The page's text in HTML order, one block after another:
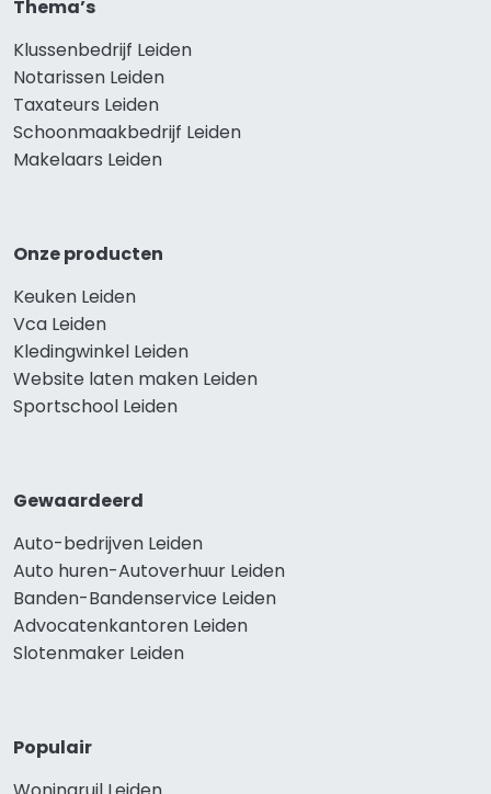
Thema’s
Klussenbedrijf Leiden
Notarissen Leiden
Taxateurs Leiden
Schoonmaakbedrijf Leiden
Makelaars Leiden
Onze producten
Keuken Leiden
Vca Leiden
Kledingwinkel Leiden
Website laten maken Leiden
Sportschool Leiden
Gewaardeerd
Auto-bedrijven Leiden
Auto huren-Autoverhuur Leiden
Banden-Bandenservice Leiden
Advocatenkantoren Leiden
Slotenmaker Leiden
Populair